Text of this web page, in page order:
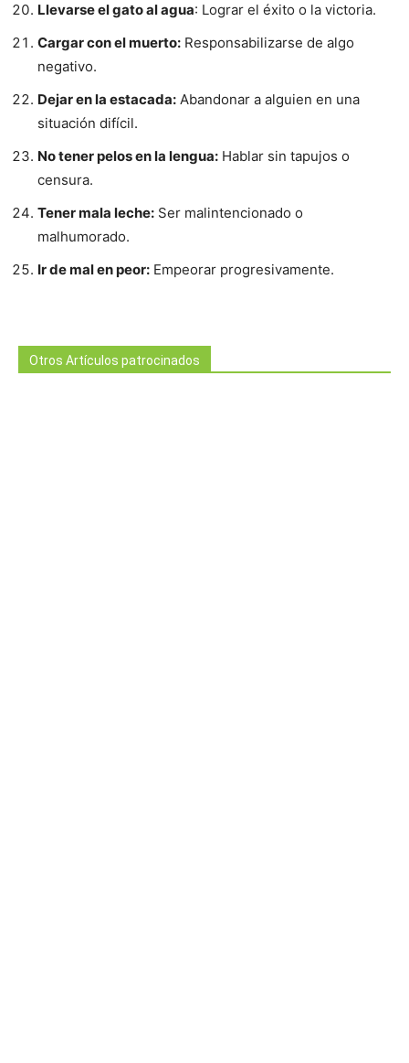
Llevarse el gato al agua: Lograr el éxito o la victoria.
Cargar con el muerto: Responsabilizarse de algo
negativo.
Dejar en la estacada: Abandonar a alguien en una
situación difícil.
No tener pelos en la lengua: Hablar sin tapujos o
censura.
Tener mala leche: Ser malintencionado o
malhumorado.
Ir de mal en peor: Empeorar progresivamente.
Otros Artículos patrocinados